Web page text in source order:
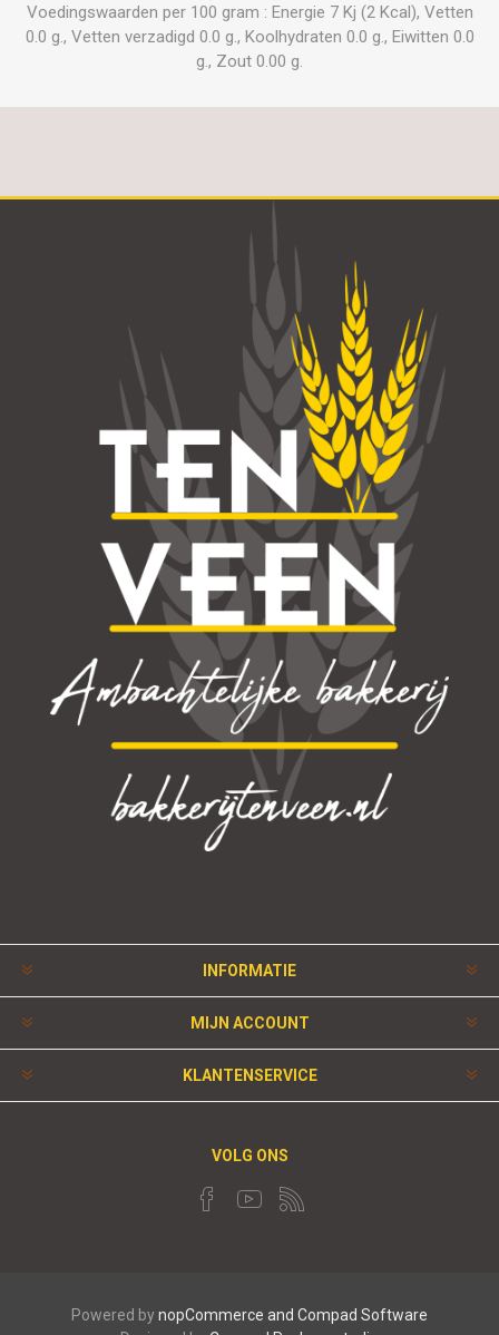
Voedingswaarden per 100 gram : Energie 7 Kj (2 Kcal), Vetten
0.0 g., Vetten verzadigd 0.0 g., Koolhydraten 0.0 g., Eiwitten 0.0
g., Zout 0.00 g.
INFORMATIE
MIJN ACCOUNT
KLANTENSERVICE
VOLG ONS
Powered bynopCommerce and Compad Software